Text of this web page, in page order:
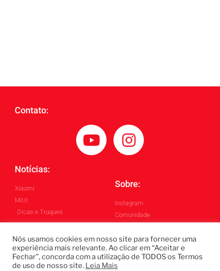
Contato:
Notícias:
Xiaomi
MIUI
Dicas e Truques
Sobre:
Instagram
Comunidade
Todos os Direitos Reservados ©
Blintech - Lukas Blindado
Nós usamos cookies em nosso site para fornecer uma
experiência mais relevante. Ao clicar em “Aceitar e
Fechar”, concorda com a utilização de TODOS os Termos
de uso de nosso site. Leia Mais